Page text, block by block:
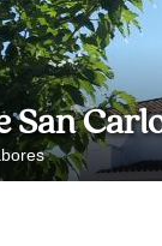
San